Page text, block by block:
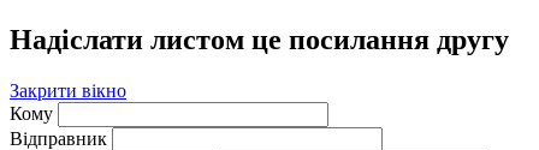
Надіслати листом це посилання другу
Закрити вікно
Кому
Відправник